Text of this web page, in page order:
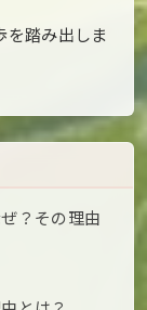
を踏み出しま
？その理由